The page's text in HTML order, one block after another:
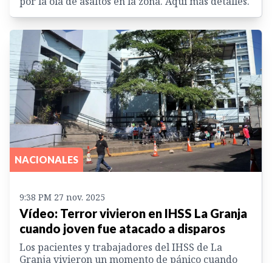
NACIONALES
9:38 PM 27 nov. 2025
Vídeo: Terror vivieron en IHSS La Granja
cuando joven fue atacado a disparos
Los pacientes y trabajadores del IHSS de La
Granja vivieron un momento de pánico cuando